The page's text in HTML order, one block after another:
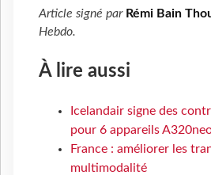
Article signé par Rémi Bain
Hebdo.
À lire aussi
Icelandair signe des
pour 6 appareils
France : améliorer les
multimodalité